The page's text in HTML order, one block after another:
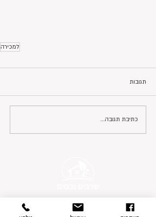
למכירה
תגובות
כתיבת תגובה...
פרטי התקשרות